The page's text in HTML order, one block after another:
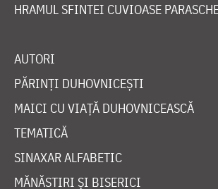
HRAMUL SFINTEI CUVIOASE
AUTORI
PĂRINȚI DUHOVNICEȘTI
MAICI CU VIAȚĂ DUHOVNICEASCĂ
TEMATICĂ
SINAXAR ALFABETIC
MĂNĂSTIRI ȘI BISERICI